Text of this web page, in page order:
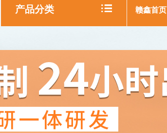
产品分类 赣鑫首页